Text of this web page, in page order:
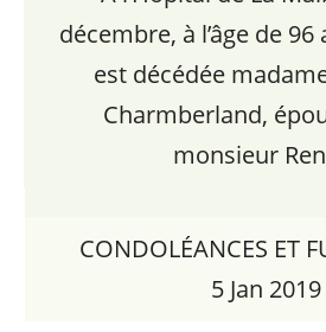
décembre, à l’âge de
est décédée
Charmberland,
monsieur
CONDOLÉANCES ET
5 Jan 2019